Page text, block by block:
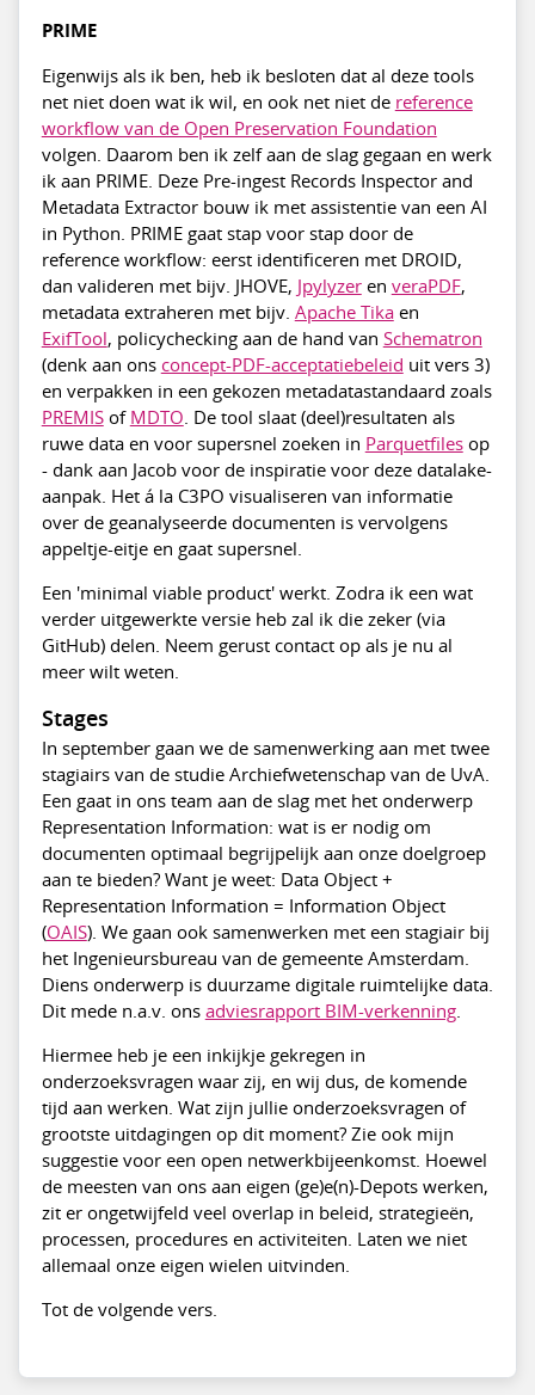
PRIME
Eigenwijs als ik ben, heb ik besloten dat al deze tools
net niet doen wat ik wil, en ook net niet de reference
workflow van de Open Preservation Foundation
volgen. Daarom ben ik zelf aan de slag gegaan en werk
ik aan PRIME. Deze Pre-ingest Records Inspector and
Metadata Extractor bouw ik met assistentie van een AI
in Python. PRIME gaat stap voor stap door de
reference workflow: eerst identificeren met DROID,
dan valideren met bijv. JHOVE, Jpylyzeren veraPDF,
metadata extraheren met bijv. Apache Tikaen
ExifTool, policychecking aan de hand van Schematron
(denk aan ons concept-PDF-acceptatiebeleid uit vers 3)
en verpakken in een gekozen metadatastandaard zoals
PREMISof MDTO. De tool slaat (deel)resultaten als
ruwe data en voor supersnel zoeken in Parquetfilesop
- dank aan Jacob voor de inspiratie voor deze datalake-
aanpak. Het á la C3PO visualiseren van informatie
over de geanalyseerde documenten is vervolgens
appeltje-eitje en gaat supersnel.
Een 'minimal viable product' werkt. Zodra ik een wat
verder uitgewerkte versie heb zal ik die zeker (via
GitHub) delen. Neem gerust contact op als je nu al
meer wilt weten.
Stages
In september gaan we de samenwerking aan met twee
stagiairs van de studie Archiefwetenschap van de UvA.
Een gaat in ons team aan de slag met het onderwerp
Representation Information: wat is er nodig om
documenten optimaal begrijpelijk aan onze doelgroep
aan te bieden? Want je weet: Data Object +
Representation Information = Information Object
(OAIS). We gaan ook samenwerken met een stagiair bij
het Ingenieursbureau van de gemeente Amsterdam.
Diens onderwerp is duurzame digitale ruimtelijke data.
Dit mede n.a.v. ons adviesrapport BIM-verkenning.
Hiermee heb je een inkijkje gekregen in
onderzoeksvragen waar zij, en wij dus, de komende
tijd aan werken. Wat zijn jullie onderzoeksvragen of
grootste uitdagingen op dit moment? Zie ook mijn
suggestie voor een open netwerkbijeenkomst. Hoewel
de meesten van ons aan eigen (ge)e(n)-Depots werken,
zit er ongetwijfeld veel overlap in beleid, strategieën,
processen, procedures en activiteiten. Laten we niet
allemaal onze eigen wielen uitvinden.
Tot de volgende vers.